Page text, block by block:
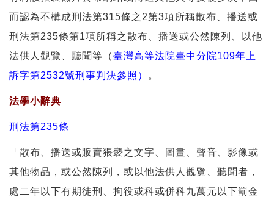
而認為不構成刑法第315條之2第3項所稱散布、播送或
刑法第235條第1項所稱之散布、播送或公然陳列、以他
法供人觀覽、聽聞等（臺灣高等法院臺中分院109年上
訴字第2532號刑事判決參照）
。
法學小辭典
刑法第235條
「散布、播送或販賣猥褻之文字、圖畫、聲音、影像或
其他物品，或公然陳列，或以他法供人觀覽、聽聞者，
處二年以下有期徒刑、拘役或科或併科九萬元以下罰金